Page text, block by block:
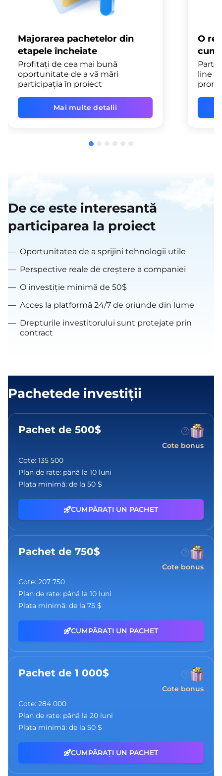
Majorarea pachetelor din
etapele încheiate
Profitați de cea mai bună
oportunitate de a vă mări
participația în proiect
Mai multe detalii
O
line
De ce este interesantă
participarea la proiect
— Oportunitatea de a sprijini tehnologii utile
— Perspective reale de creștere a companiei
— O investiție minimă de 50$
— Acces la platformă 24/7 de oriunde din lume
— Drepturile investitorului sunt protejate prin
contract
Pachetede investiții
Pachet de 500$
Cote bonus
Cote: 135 500
Plan de rate: până la 10 luni
Plata minimă: de la 50 $
CUMPĂRAȚI UN PACHET
Pachet de 750$
Cote bonus
Cote: 207 750
Plan de rate: până la 10 luni
Plata minimă: de la 75 $
CUMPĂRAȚI UN PACHET
Pachet de 1 000$
Cote bonus
Cote: 284 000
Plan de rate: până la 20 luni
Plata minimă: de la 50 $
CUMPĂRAȚI UN PACHET